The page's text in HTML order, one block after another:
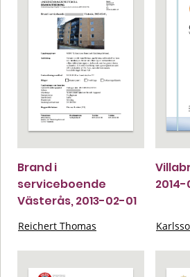
Brand i
serviceboende
Västerås, 2013-02-01
Reichert Thomas
2014-